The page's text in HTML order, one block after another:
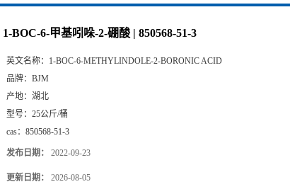
1-BOC-6-甲基吲哚-2-硼酸 | 850568-51-3
英文名称： 1-BOC-6-METHYLINDOLE-2-BORONIC ACID
品牌： BJM
产地： 湖北
型号： 25公斤/桶
cas： 850568-51-3
发布日期： 2022-09-23
更新日期： 2026-08-05